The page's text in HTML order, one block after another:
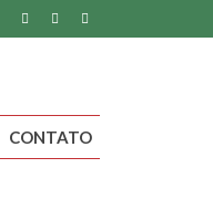
CONTATO